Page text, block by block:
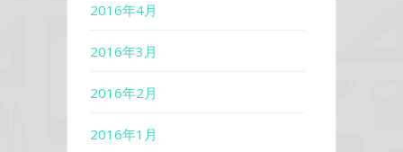
2016年4月
2016年3月
2016年2月
2016年1月